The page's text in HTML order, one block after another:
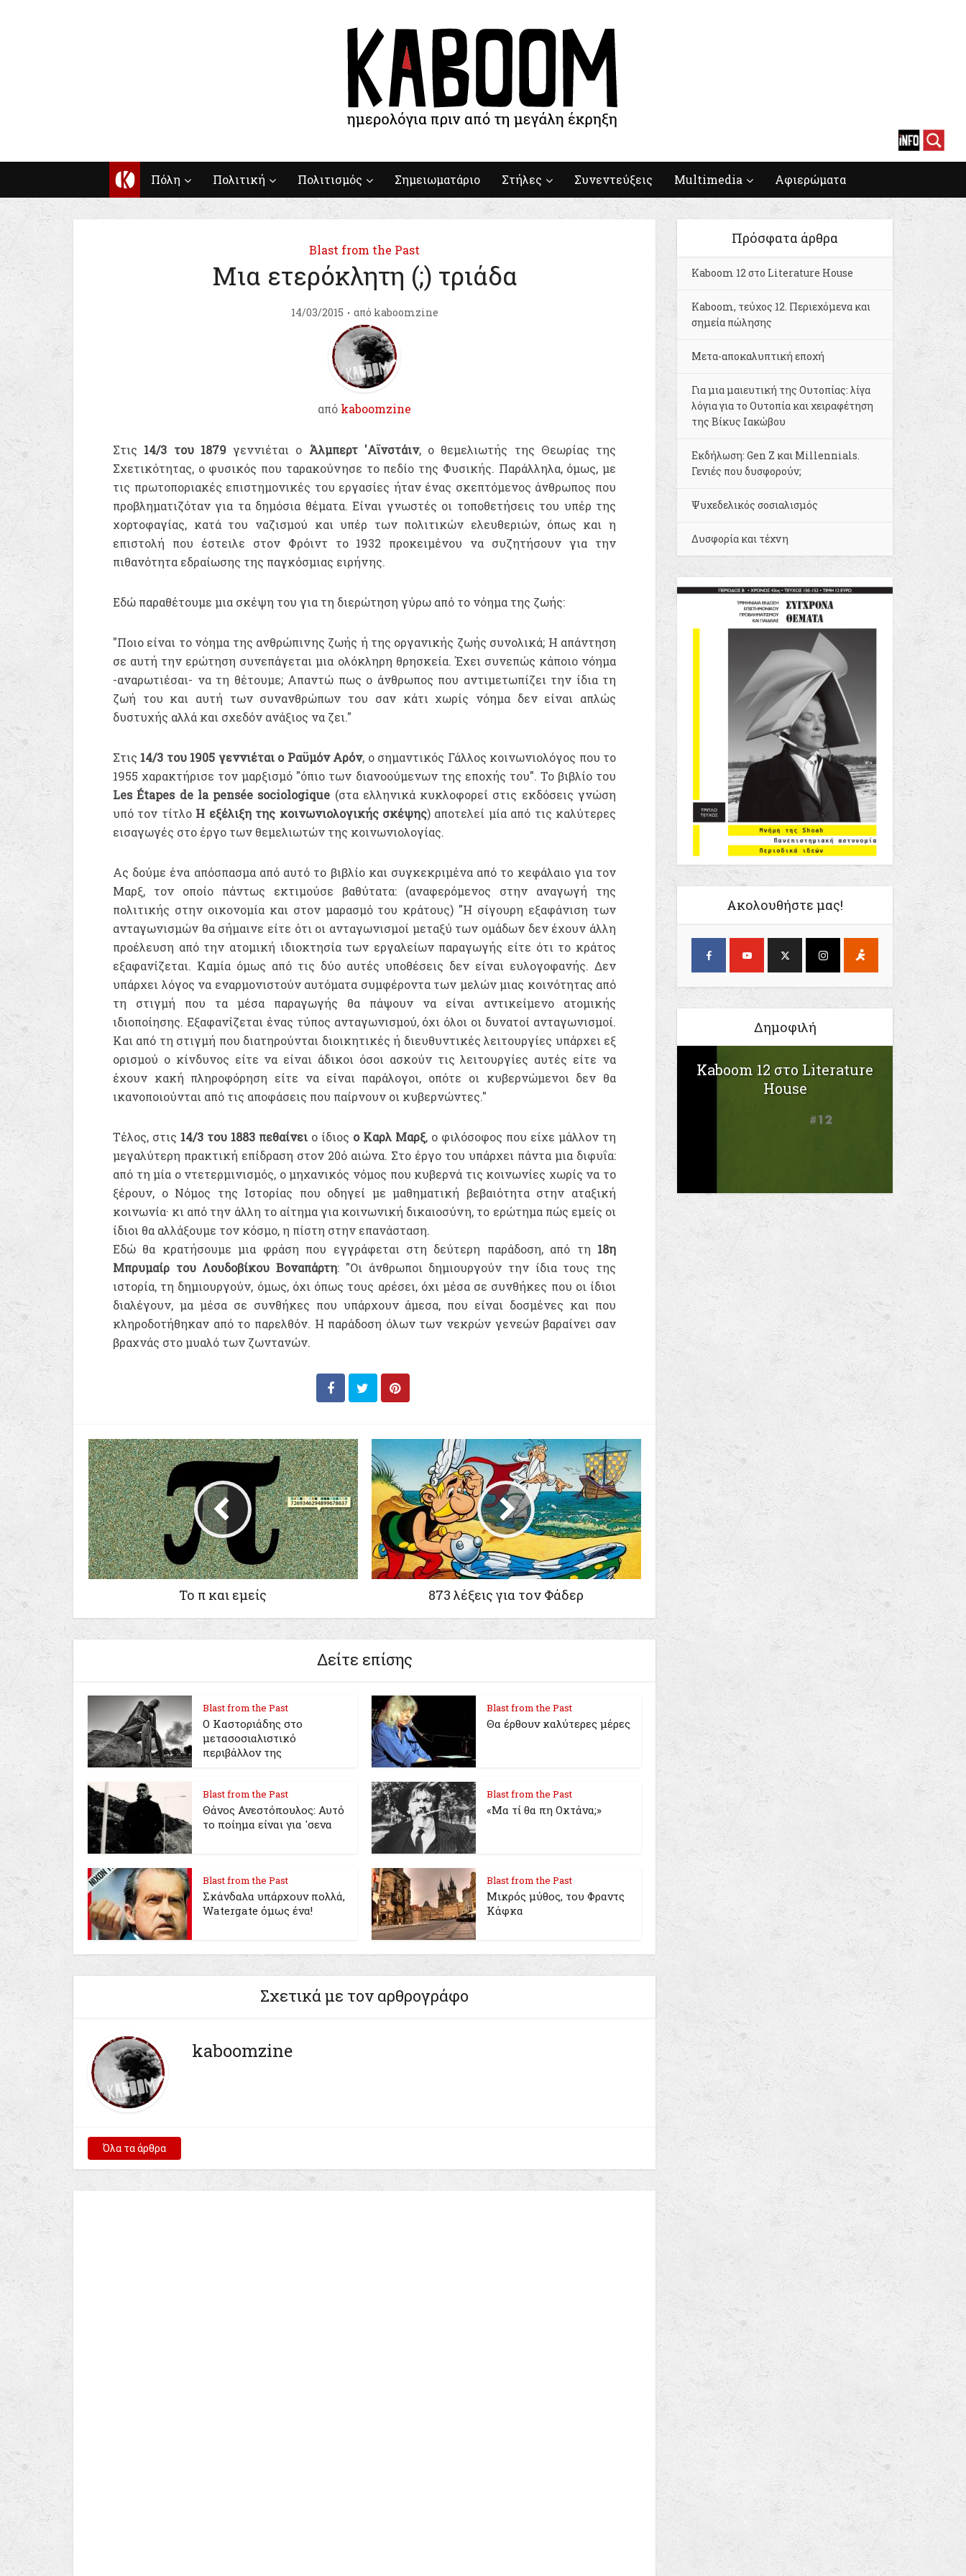
Κ Πόλη Πολιτική Πολιτισμός Σημειωματάριο Στήλες Συνεντεύξεις Multimedia Αφιερώματα
Blast from the Past
Μια ετερόκλητη (;) τριάδα
14/03/2015 από kaboomzine
από kaboomzine
Στις 14/3 του 1879γεννιέται ο Άλμπερτ 'Αϊνστάιν, ο θεμελιωτής της Θεωρίας της
Σχετικότητας, ο φυσικός που ταρακούνησε το πεδίο της Φυσικής. Παράλληλα, όμως, με
τις πρωτοποριακές επιστημονικές του εργασίες ήταν ένας σκεπτόμενος άνθρωπος που
προβληματιζόταν για τα δημόσια θέματα. Είναι γνωστές οι τοποθετήσεις του υπέρ της
χορτοφαγίας, κατά του ναζισμού και υπέρ των πολιτικών ελευθεριών, όπως και η
επιστολή που έστειλε στον Φρόιντ το 1932 προκειμένου να συζητήσουν για την
πιθανότητα εδραίωσης της παγκόσμιας ειρήνης.
Εδώ παραθέτουμε μια σκέψη του για τη διερώτηση γύρω από το νόημα της ζωής:
"Ποιο είναι το νόημα της ανθρώπινης ζωής ή της οργανικής ζωής συνολικά; Η απάντηση
σε αυτή την ερώτηση συνεπάγεται μια ολόκληρη θρησκεία. Έχει συνεπώς κάποιο νόημα
-αναρωτιέσαι- να τη θέτουμε; Απαντώ πως ο άνθρωπος που αντιμετωπίζει την ίδια τη
ζωή του και αυτή των συνανθρώπων του σαν κάτι χωρίς νόημα δεν είναι απλώς
δυστυχής αλλά και σχεδόν ανάξιος να ζει."
Στις 14/3 του 1905 γεννιέται ο Ραϋμόν Αρόν, ο σημαντικός Γάλλος κοινωνιολόγος που το
1955 χαρακτήρισε τον μαρξισμό "όπιο των διανοούμενων της εποχής του". Το βιβλίο του
Les Étapes de la pensée sociologique (στα ελληνικά κυκλοφορεί στις εκδόσεις γνώση
υπό τον τίτλο Η εξέλιξη της κοινωνιολογικής σκέψης) αποτελεί μία από τις καλύτερες
εισαγωγές στο έργο των θεμελιωτών της κοινωνιολογίας.
Ας δούμε ένα απόσπασμα από αυτό το βιβλίο και συγκεκριμένα από το κεφάλαιο για τον
Μαρξ, τον οποίο πάντως εκτιμούσε βαθύτατα: (αναφερόμενος στην αναγωγή της
πολιτικής στην οικονομία και στον μαρασμό του κράτους) "Η σίγουρη εξαφάνιση των
ανταγωνισμών θα σήμαινε είτε ότι οι ανταγωνισμοί μεταξύ των ομάδων δεν έχουν άλλη
προέλευση από την ατομική ιδιοκτησία των εργαλείων παραγωγής είτε ότι το κράτος
εξαφανίζεται. Καμία όμως από τις δύο αυτές υποθέσεις δεν είναι ευλογοφανής. Δεν
υπάρχει λόγος να εναρμονιστούν αυτόματα συμφέροντα των μελών μιας κοινότητας από
τη στιγμή που τα μέσα παραγωγής θα πάψουν να είναι αντικείμενο ατομικής
ιδιοποίησης. Εξαφανίζεται ένας τύπος ανταγωνισμού, όχι όλοι οι δυνατοί ανταγωνισμοί.
Και από τη στιγμή που διατηρούνται διοικητικές ή διευθυντικές λειτουργίες υπάρχει εξ
ορισμού ο κίνδυνος είτε να είναι άδικοι όσοι ασκούν τις λειτουργίες αυτές είτε να
έχουν κακή πληροφόρηση είτε να είναι παράλογοι, οπότε οι κυβερνώμενοι δεν θα
ικανοποιούνται από τις αποφάσεις που παίρνουν οι κυβερνώντες."
Τέλος, στις 14/3 του 1883 πεθαίνει ο ίδιος ο Καρλ Μαρξ, ο φιλόσοφος που είχε μάλλον τη
μεγαλύτερη πρακτική επίδραση στον 20ό αιώνα. Στο έργο του υπάρχει πάντα μια διφυΐα:
από τη μία ο ντετερμινισμός, ο μηχανικός νόμος που κυβερνά τις κοινωνίες χωρίς να το
ξέρουν, ο Νόμος της Ιστορίας που οδηγεί με μαθηματική βεβαιότητα στην αταξική
κοινωνία· κι από την άλλη το αίτημα για κοινωνική δικαιοσύνη, το ερώτημα πώς εμείς οι
ίδιοι θα αλλάξουμε τον κόσμο, η πίστη στην επανάσταση.
Εδώ θα κρατήσουμε μια φράση που εγγράφεται στη δεύτερη παράδοση, από τη 18η
Μπρυμαίρ του Λουδοβίκου Βοναπάρτη: "Οι άνθρωποι δημιουργούν την ίδια τους της
ιστορία, τη δημιουργούν, όμως, όχι όπως τους αρέσει, όχι μέσα σε συνθήκες που οι ίδιοι
διαλέγουν, μα μέσα σε συνθήκες που υπάρχουν άμεσα, που είναι δοσμένες και που
κληροδοτήθηκαν από το παρελθόν. Η παράδοση όλων των νεκρών γενεών βαραίνει σαν
βραχνάς στο μυαλό των ζωντανών.
Το π και εμείς 873 λέξεις για τον Φάδερ
Δείτε επίσης
Blast from the Past
Ο Καστοριάδης στο
μετασοσιαλιστικό
περιβάλλον της
Blast from the Past
Θα έρθουν καλύτερες μέρες
Blast from the Past
Θάνος Ανεστόπουλος: Αυτό
το ποίημα είναι για 'σενα
Blast from the Past
«Μα τί θα πη Οκτάνα;»
Blast from the Past
Σκάνδαλα υπάρχουν πολλά,
Watergate όμως ένα!
Blast from the Past
Μικρός μύθος, του Φραντς
Κάφκα
Σχετικά με τον αρθρογράφο
kaboomzine
Όλα τα άρθρα
Πρόσφατα άρθρα
Kaboom 12 στο Literature House
Kaboom, τεύχος 12. Περιεχόμενα και
σημεία πώλησης
Μετα-αποκαλυπτική εποχή
Για μια μαιευτική της Ουτοπίας: λίγα
λόγια για το Ουτοπία και χειραφέτηση
της Βίκυς Ιακώβου
Εκδήλωση: Gen Z και Millennials.
Γενιές που δυσφορούν;
Ψυχεδελικός σοσιαλισμός
Δυσφορία και τέχνη
Ακολουθήστε μας!
Δημοφιλή
Kaboom 12 στο Literature
House